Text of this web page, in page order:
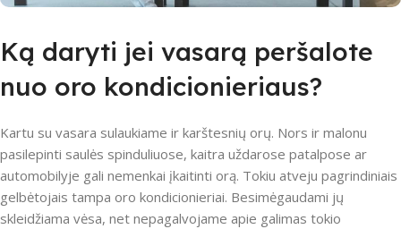
Ką daryti jei vasarą peršalote
nuo oro kondicionieriaus?
Kartu su vasara sulaukiame ir karštesnių orų. Nors ir malonu
pasilepinti saulės spinduliuose, kaitra uždarose patalpose ar
automobilyje gali nemenkai įkaitinti orą. Tokiu atveju pagrindiniais
gelbėtojais tampa oro kondicionieriai. Besimėgaudami jų
skleidžiama vėsa, net nepagalvojame apie galimas tokio